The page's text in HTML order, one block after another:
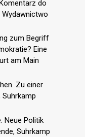
do
Wydawnictwo
zum Begriff
Eine
am Main
Zu einer
Neue Politik
Suhrkamp